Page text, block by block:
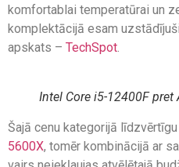
komfortablai temperatūrai un
komplektācijā esam
apskats – TechSpot.
Intel Core i5-12400F pret
Šajā cenu kategorijā
5600X, tomēr kombinācijā ar